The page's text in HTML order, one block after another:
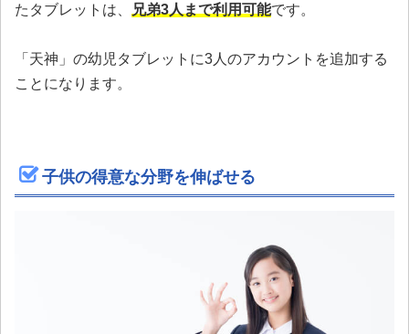
たタブレットは、
兄弟3人まで利用可能です。
「天神」の幼児タブレットに3人のアカウントを追加する
ことになります。
子供の得意な分野を伸ばせる